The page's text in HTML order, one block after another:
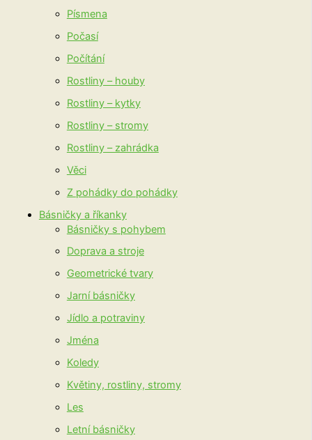
Písmena
Počasí
Počítání
Rostliny – houby
Rostliny – kytky
Rostliny – stromy
Rostliny – zahrádka
Věci
Z pohádky do pohádky
Básničky a říkanky
Básničky s pohybem
Doprava a stroje
Geometrické tvary
Jarní básničky
Jídlo a potraviny
Jména
Koledy
Květiny, rostliny, stromy
Les
Letní básničky